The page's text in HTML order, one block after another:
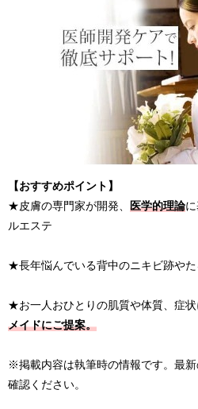
【おすすめポイント】
★皮膚の専門家が開発、 医学的理論
ルエステ
★長年悩んでいる背中のニキビ跡や
★お一人おひとりの肌質や体質、症
メイドにご提案。
※掲載内容は執筆時の情報です。最
確認ください。